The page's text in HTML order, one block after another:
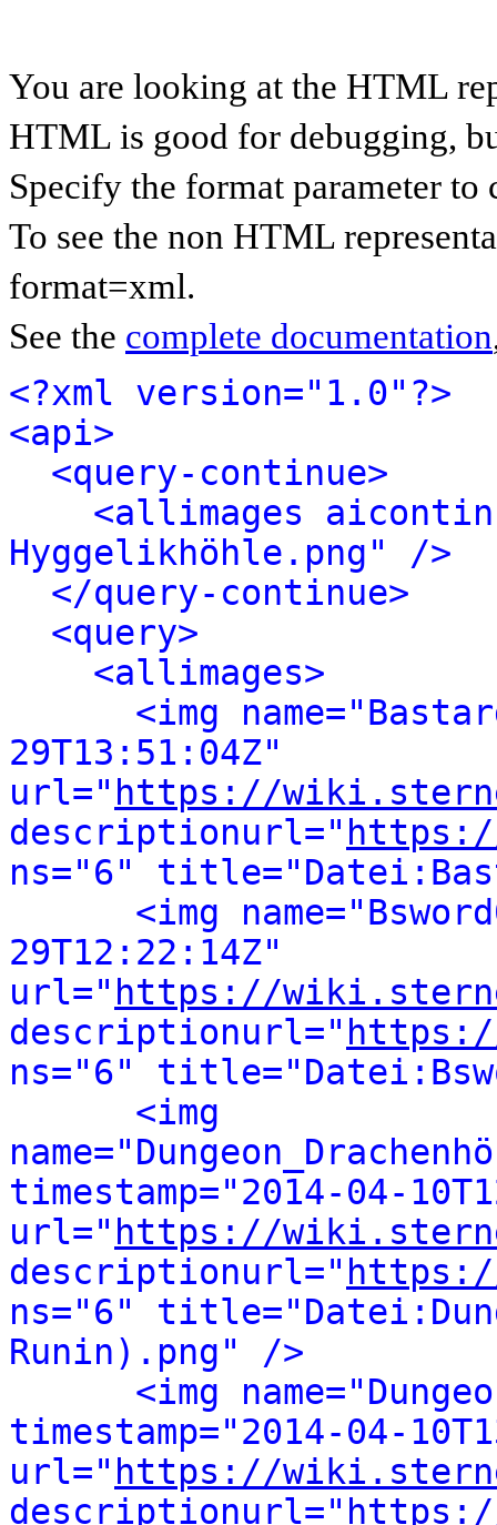
You are looking at the HTML
HTML is good for debugging,
Specify the format parameter to
To see the non HTML
format=xml.
See the complete documentation
<?xml version="1.0"?>
<api>
<query-continue>
<allimages
Hyggelikhöhle.png" />
</query-continue>
<query>
<allimages>
<img
29T13:51:04Z"
url=" https://
descriptionurl="
ns="6"
<img
29T12:22:14Z"
url=" https://
descriptionurl="
ns="6"
<img
timestamp="2014-04-
url=" https://
descriptionurl=" https://
ns="6"
Runin).png" />
<img
timestamp="2014-04-
url=" https://
descriptionurl=" https://